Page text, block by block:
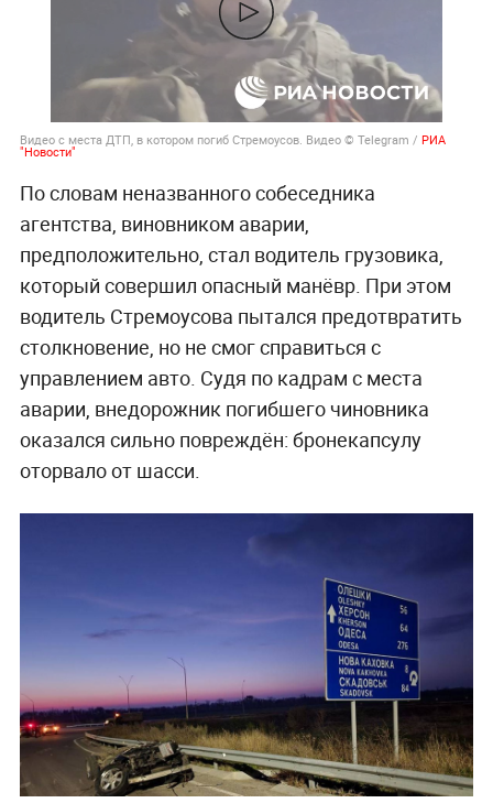
Видео с места ДТП, в котором погиб Стремоусов. Видео © Telegram / РИА
"Новости"
По словам неназванного собеседника
агентства, виновником аварии,
предположительно, стал водитель грузовика,
который совершил опасный манёвр. При этом
водитель Стремоусова пытался предотвратить
столкновение, но не смог справиться с
управлением авто. Судя по кадрам с места
аварии, внедорожник погибшего чиновника
оказался сильно повреждён: бронекапсулу
оторвало от шасси.